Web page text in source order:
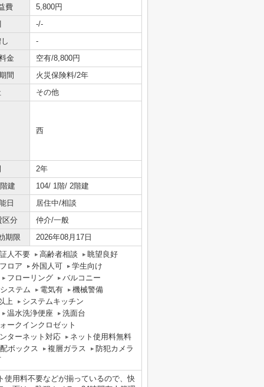
費
5,800円
-/-
-
金
空有/8,800円
間
火災保険料/2年
その他
西
2年
建
104/ 1階/ 2階建
日
居住中/相談
区分
仲介/一般
期限
2026年08月17日
人不要
高齢者相談
眺望良好
ロア
外国人可
学生向け
フローリング
バルコニー
ステム
電気有
機械警備
上
システムキッチン
温水洗浄便座
洗面台
ークインクロゼット
ターネット対応
ネット使用料無料
ボックス
複層ガラス
防犯カメラ
使用料不要などが揃っているので、快